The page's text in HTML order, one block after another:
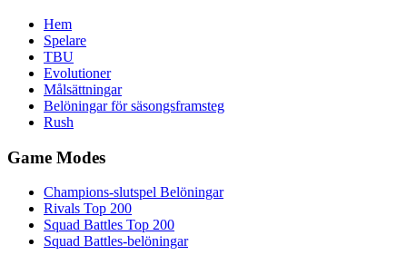
Hem
Spelare
TBU
Evolutioner
Målsättningar
Belöningar för säsongsframsteg
Rush
Game Modes
Champions-slutspel Belöningar
Rivals Top 200
Squad Battles Top 200
Squad Battles-belöningar